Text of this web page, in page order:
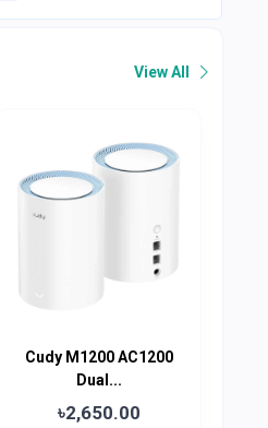
View All
Cudy M1200 AC1200
Dual...
৳2,650.00